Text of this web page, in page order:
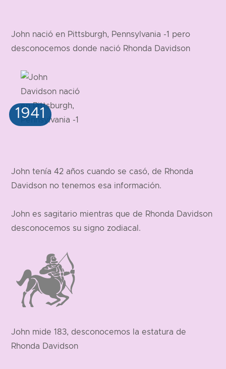
John nació en Pittsburgh, Pennsylvania -1 pero
desconocemos donde nació Rhonda Davidson
John tenía 42 años cuando se casó, de Rhonda
Davidson no tenemos esa información.
John es sagitario mientras que de Rhonda Davidson
desconocemos su signo zodiacal.
John mide 183, desconocemos la estatura de
Rhonda Davidson